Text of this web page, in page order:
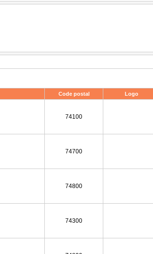
Code postal Logo
74100
74700
74800
74300